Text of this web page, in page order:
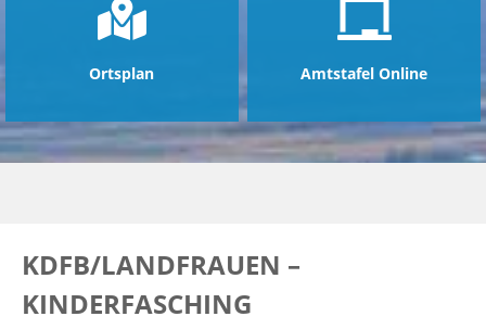
Ortsplan Amtstafel Online
KDFB/LANDFRAUEN –
KINDERFASCHING